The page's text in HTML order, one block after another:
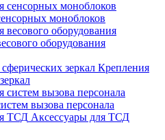
моноблоков
оборудования
Крепления
вызова персонала
Аксессуары для ТСД